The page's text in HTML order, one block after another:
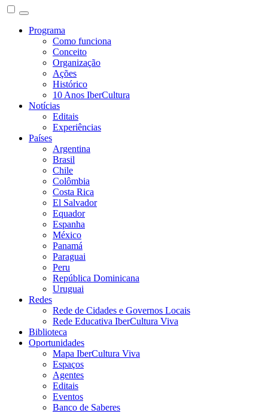
Programa
Como funciona
Conceito
Organização
Ações
Histórico
10 Anos IberCultura
Notícias
Editais
Experiências
Países
Argentina
Brasil
Chile
Colômbia
Costa Rica
El Salvador
Equador
Espanha
México
Panamá
Paraguai
Peru
República Dominicana
Uruguai
Redes
Rede de Cidades e Governos Locais
Rede Educativa IberCultura Viva
Biblioteca
Oportunidades
Mapa IberCultura Viva
Espaços
Agentes
Editais
Eventos
Banco de Saberes